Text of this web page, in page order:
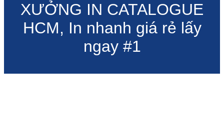
XƯỞNG IN CATALOGUE
HCM, In nhanh giá rẻ lấy
ngay #1